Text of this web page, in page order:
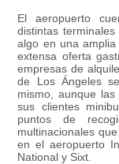
El aeropuerto
distintas
algo en una
extensa oferta
empresas de
de Los Ángeles
mismo, aunque
sus clientes
puntos de
multinacionales
en el aeropuerto
National y Sixt.